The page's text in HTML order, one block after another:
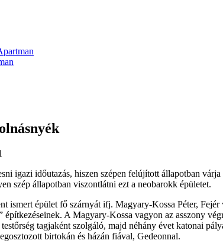
igazi időutazás, hiszen szépen felújított állapotban
szép állapotban viszontlátni ezt a neobarokk épületet.
ismert épület fő szárnyát ifj. Magyary-Kossa Péter,
építkezéseinek. A Magyary-Kossa vagyon az asszony
tagjaként szolgáló, majd néhány évet katonai
birtokán és házán fiával, Gedeonnal.